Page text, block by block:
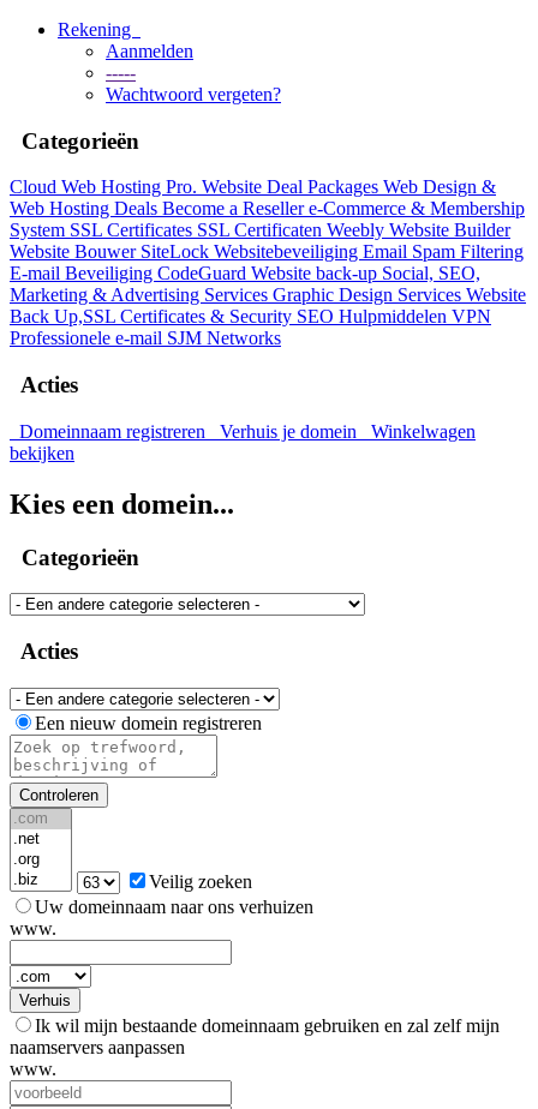
Rekening
Aanmelden
-----
Wachtwoord vergeten?
Categorieën
Cloud Web Hosting Pro. Website Deal Packages Web Design &
Web Hosting Deals Become a Resellere-Commerce & Membership
System SSL Certificates SSL Certificaten Weebly Website Builder
Website Bouwer SiteLock Websitebeveiliging Email Spam Filtering
E-mail Beveiliging CodeGuard Website back-up Social, SEO,
Marketing & Advertising Services Graphic Design Services Website
Back Up,SSL Certificates & Security SEO Hulpmiddelen VPN
Professionele e-mail SJM Networks
Acties
Domeinnaam registreren Verhuis je domein
Winkelwagen
bekijken
Kies een domein...
Categorieën
Acties
Een nieuw domein registreren
Controleren
Veilig zoeken
Uw domeinnaam naar ons verhuizen
www.
Verhuis
Ik wil mijn bestaande domeinnaam gebruiken en zal zelf mijn
naamservers aanpassen
www.